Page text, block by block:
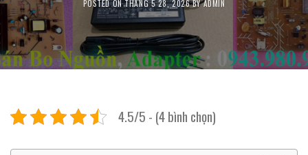
POSTED ONTHÁNG 5 28, 2026BYADMIN
4.5/5 - (4 bình chọn)